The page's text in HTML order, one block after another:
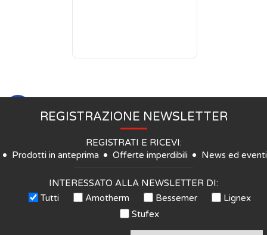
REGISTRAZIONE NEWSLETTER
REGISTRATI E RICEVI:
Prodotti in anteprima
Offerte imperdibili News ed eventi
INTERESSATO ALLA NEWSLETTER DI:
Tutti
Amotherm Bessemer
Lignex
Stufex